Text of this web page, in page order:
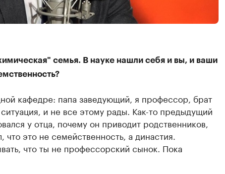
семья. В науке нашли себя и вы, и ваши
кафедре: папа заведующий, я профессор, брат
и не все этому рады. Как-то предыдущий
у отца, почему он приводит родственников,
что это не семейственность, а династия.
что ты не профессорский сынок. Пока